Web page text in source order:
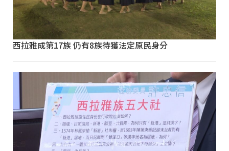
西拉雅成第17族 仍有8族待獲法定原民身分